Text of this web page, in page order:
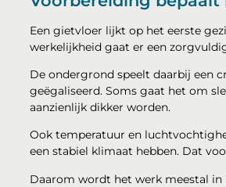
Een gietvloer lijkt op het eerste
werkelijkheid gaat er een
De ondergrond speelt daarbij een
geëgaliseerd. Soms gaat het om
aanzienlijk dikker worden.
Ook temperatuur en
een stabiel klimaat hebben. Dat
Daarom wordt het werk meestal